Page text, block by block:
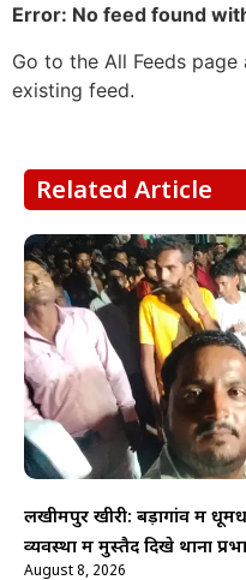
Error: No feed found
Go to the All Feeds
existing feed.
Related Article
लखीमपुर खीरी: बड़ागांव में
व्यवस्था में मुस्तैद दिखे थाना
August 8, 2026